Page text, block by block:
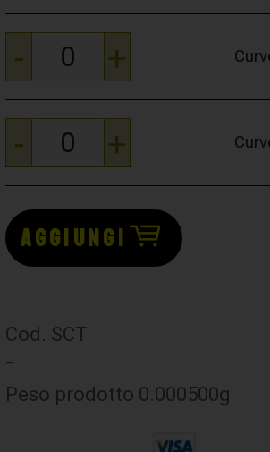
- +
- +
AGGIUNGI
Cod. SCT
–
Peso prodotto 0.000500g